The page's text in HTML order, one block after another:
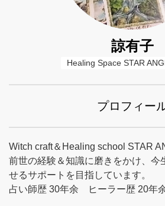
諒有子
Healing Space STAR
プロフィー
Witch craft＆Healing school STAR
前世の経験＆知識に磨きをかけ、今
せるサポートを目指しています。
占い師歴 30年余 ヒーラー歴 20年